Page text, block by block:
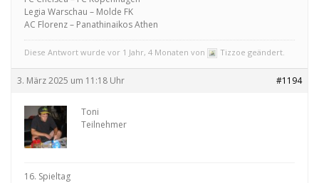
Legia Warschau – Molde FK
AC Florenz – Panathinaikos Athen
Diese Antwort wurde vor 1 Jahr, 4 Monaten von Tizzoe geändert.
3. März 2025 um 11:18 Uhr #1194
Toni
Teilnehmer
16. Spieltag